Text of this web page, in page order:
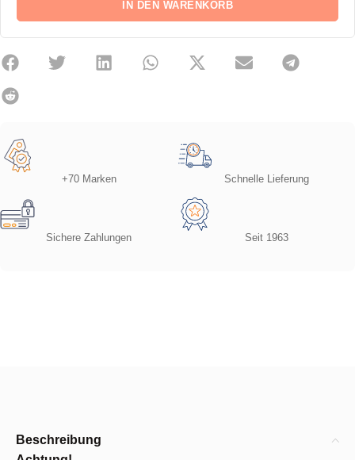
IN DEN WARENKORB
+70 Marken Schnelle Lieferung
Sichere Zahlungen Seit 1963
Beschreibung